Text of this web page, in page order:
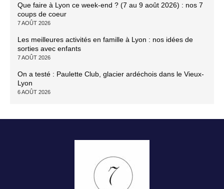
Que faire à Lyon ce week-end ? (7 au 9 août 2026) : nos 7
coups de coeur
7 AOÛT 2026
Les meilleures activités en famille à Lyon : nos idées de
sorties avec enfants
7 AOÛT 2026
On a testé : Paulette Club, glacier ardéchois dans le Vieux-
Lyon
6 AOÛT 2026